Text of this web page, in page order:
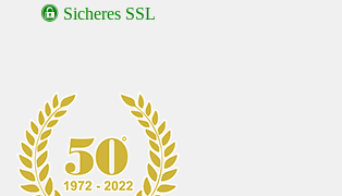
Sicheres SSL